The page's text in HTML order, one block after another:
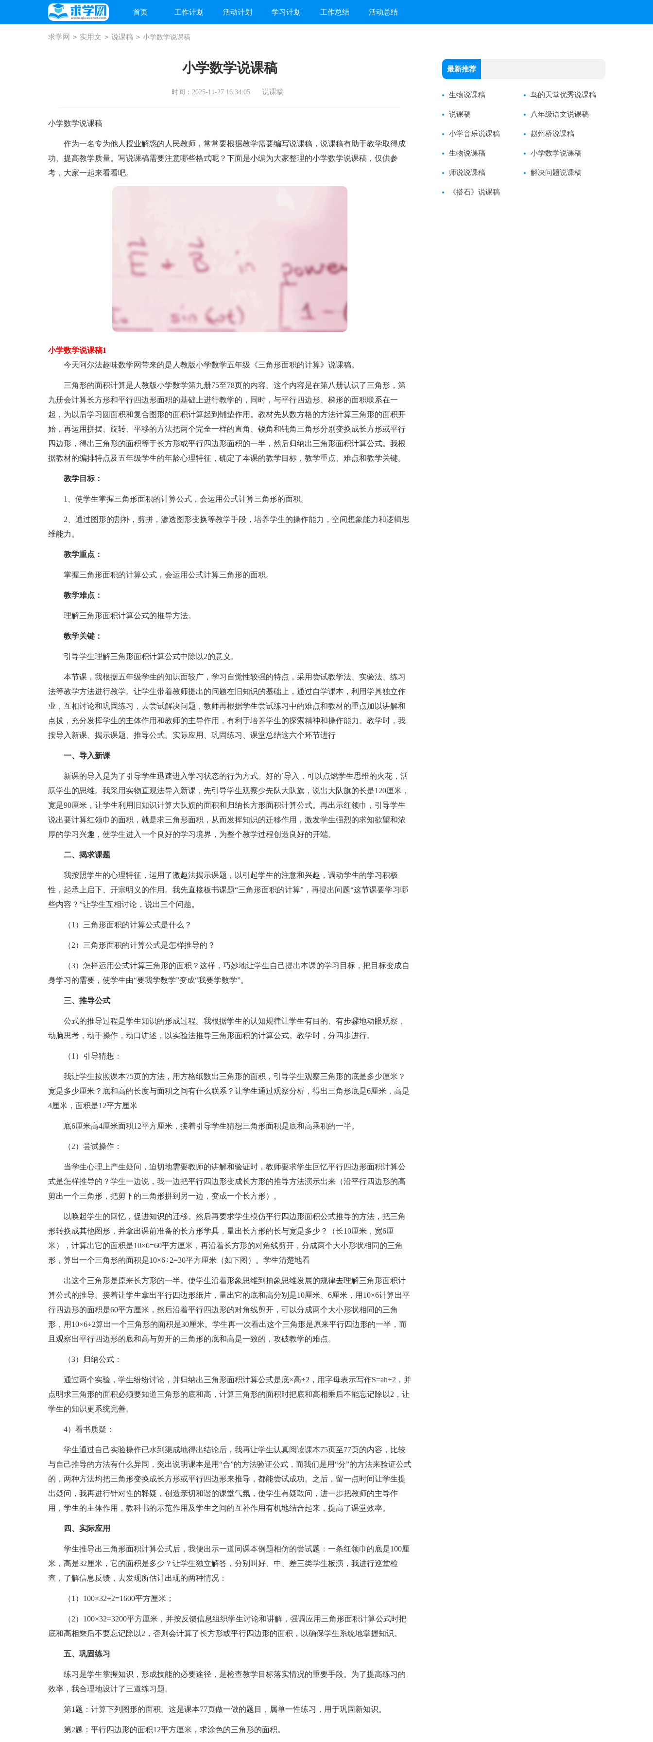
首页 工作计划 活动计划 学习计划 工作总结 活动总结
求学网 > 实用文 > 说课稿 > 小学数学说课稿
小学数学说课稿
时间：2025-11-27 16:34:05 说课稿
小学数学说课稿
作为一名专为他人授业解惑的人民教师，常常要根据教学需要编写说课稿，说课稿有助于教学取得成
功、提高教学质量。写说课稿需要注意哪些格式呢？下面是小编为大家整理的小学数学说课稿，仅供参
考，大家一起来看看吧。
小学数学说课稿1
今天阿尔法趣味数学网带来的是人教版小学数学五年级《三角形面积的计算》说课稿。
三角形的面积计算是人教版小学数学第九册75至78页的内容。这个内容是在第八册认识了三角形，第
九册会计算长方形和平行四边形面积的基础上进行教学的，同时，与平行四边形、梯形的面积联系在一
起，为以后学习圆面积和复合图形的面积计算起到铺垫作用。教材先从数方格的方法计算三角形的面积开
始，再运用拼摆、旋转、平移的方法把两个完全一样的直角、锐角和钝角三角形分别变换成长方形或平行
四边形，得出三角形的面积等于长方形或平行四边形面积的一半，然后归纳出三角形面积计算公式。我根
据教材的编排特点及五年级学生的年龄心理特征，确定了本课的教学目标，教学重点、难点和教学关键。
教学目标：
1、使学生掌握三角形面积的计算公式，会运用公式计算三角形的面积。
2、通过图形的割补，剪拼，渗透图形变换等教学手段，培养学生的操作能力，空间想象能力和逻辑思
维能力。
教学重点：
掌握三角形面积的计算公式，会运用公式计算三角形的面积。
教学难点：
理解三角形面积计算公式的推导方法。
教学关键：
引导学生理解三角形面积计算公式中除以2的意义。
本节课，我根据五年级学生的知识面较广，学习自觉性较强的特点，采用尝试教学法、实验法、练习
法等教学方法进行教学。让学生带着教师提出的问题在旧知识的基础上，通过自学课本，利用学具独立作
业，互相讨论和巩固练习，去尝试解决问题，教师再根据学生尝试练习中的难点和教材的重点加以讲解和
点拔，充分发挥学生的主体作用和教师的主导作用，有利于培养学生的探索精神和操作能力。教学时，我
按导入新课、揭示课题、推导公式、实际应用、巩固练习、课堂总结这六个环节进行
一、导入新课
新课的导入是为了引导学生迅速进入学习状态的行为方式。好的`导入，可以点燃学生思维的火花，活
跃学生的思维。我采用实物直观法导入新课，先引导学生观察少先队大队旗，说出大队旗的长是120厘米，
宽是90厘米，让学生利用旧知识计算大队旗的面积和归纳长方形面积计算公式。再出示红领巾，引导学生
说出要计算红领巾的面积，就是求三角形面积，从而发挥知识的迁移作用，激发学生强烈的求知欲望和浓
厚的学习兴趣，使学生进入一个良好的学习境界，为整个教学过程创造良好的开端。
二、揭求课题
我按照学生的心理特征，运用了激趣法揭示课题，以引起学生的注意和兴趣，调动学生的学习积极
性，起承上启下、开宗明义的作用。我先直接板书课题“三角形面积的计算”，再提出问题“这节课要学习哪
些内容？”让学生互相讨论，说出三个问题。
（1）三角形面积的计算公式是什么？
（2）三角形面积的计算公式是怎样推导的？
（3）怎样运用公式计算三角形的面积？这样，巧妙地让学生自己提出本课的学习目标，把目标变成自
身学习的需要，使学生由“要我学数学”变成“我要学数学”。
三、推导公式
公式的推导过程是学生知识的形成过程。我根据学生的认知规律让学生有目的、有步骤地动眼观察，
动脑思考，动手操作，动口讲述，以实验法推导三角形面积的计算公式。教学时，分四步进行。
（1）引导猜想：
我让学生按照课本75页的方法，用方格纸数出三角形的面积，引导学生观察三角形的底是多少厘米？
宽是多少厘米？底和高的长度与面积之间有什么联系？让学生通过观察分析，得出三角形底是6厘米，高是
4厘米，面积是12平方厘米
底6厘米高4厘米面积12平方厘米，接着引导学生猜想三角形面积是底和高乘积的一半。
（2）尝试操作：
当学生心理上产生疑问，迫切地需要教师的讲解和验证时，教师要求学生回忆平行四边形面积计算公
式是怎样推导的？学生一边说，我一边把平行四边形变成长方形的推导方法演示出来（沿平行四边形的高
剪出一个三角形，把剪下的三角形拼到另一边，变成一个长方形）。
以唤起学生的回忆，促进知识的迁移。然后再要求学生模仿平行四边形面积公式推导的方法，把三角
形转换成其他图形，并拿出课前准备的长方形学具，量出长方形的长与宽是多少？（长10厘米，宽6厘
米），计算出它的面积是10×6=60平方厘米，再沿着长方形的对角线剪开，分成两个大小形状相同的三角
形，算出一个三角形的面积是10×6÷2=30平方厘米（如下图）。学生清楚地看
出这个三角形是原来长方形的一半。使学生沿着形象思维到抽象思维发展的规律去理解三角形面积计
算公式的推导。接着让学生拿出平行四边形纸片，量出它的底和高分别是10厘米、6厘米，用10×6计算出平
行四边形的面积是60平方厘米，然后沿着平行四边形的对角线剪开，可以分成两个大小形状相同的三角
形，用10×6÷2算出一个三角形的面积是30厘米。学生再一次看出这个三角形是原来平行四边形的一半，而
且观察出平行四边形的底和高与剪开的三角形的底和高是一致的，攻破教学的难点。
（3）归纳公式：
通过两个实验，学生纷纷讨论，并归纳出三角形面积计算公式是底×高÷2，用字母表示写作S=ah÷2，并
点明求三角形的面积必须要知道三角形的底和高，计算三角形的面积时把底和高相乘后不能忘记除以2，让
学生的知识更系统完善。
4）看书质疑：
学生通过自己实验操作已水到渠成地得出结论后，我再让学生认真阅读课本75页至77页的内容，比较
与自己推导的方法有什么异同，突出说明课本是用“合”的方法验证公式，而我们是用“分”的方法来验证公式
的，两种方法均把三角形变换成长方形或平行四边形来推导，都能尝试成功。之后，留一点时间让学生提
出疑问，我再进行针对性的释疑，创造亲切和谐的课堂气氛，使学生有疑敢问，进一步把教师的主导作
用，学生的主体作用，教科书的示范作用及学生之间的互补作用有机地结合起来，提高了课堂效率。
四、实际应用
学生推导出三角形面积计算公式后，我便出示一道同课本例题相仿的尝试题：一条红领巾的底是100厘
米，高是32厘米，它的面积是多少？让学生独立解答，分别叫好、中、差三类学生板演，我进行巡堂检
查，了解信息反馈，去发现所估计出现的两种情况：
（1）100×32÷2=1600平方厘米；
（2）100×32=3200平方厘米，并按反馈信息组织学生讨论和讲解，强调应用三角形面积计算公式时把
底和高相乘后不要忘记除以2，否则会计算了长方形或平行四边形的面积，以确保学生系统地掌握知识。
五、巩固练习
练习是学生掌握知识，形成技能的必要途径，是检查教学目标落实情况的重要手段。为了提高练习的
效率，我合理地设计了三道练习题。
第1题：计算下列图形的面积。这是课本77页做一做的题目，属单一性练习，用于巩固新知识。
第2题：平行四边形的面积12平方厘米，求涂色的三角形的面积。
最新推荐
生物说课稿 鸟的天堂优秀说课稿
说课稿 八年级语文说课稿
小学音乐说课稿 赵州桥说课稿
生物说课稿 小学数学说课稿
师说说课稿 解决问题说课稿
《搭石》说课稿